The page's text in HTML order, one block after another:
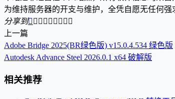
为维持服务器的开支与维护，全凭自愿无任何强
分享到        
上一篇
Adobe Bridge 2025(BR绿色版) v15.0.4.534 绿色版
Autodesk Advance Steel 2026.0.1 x64 破解版
相关推荐